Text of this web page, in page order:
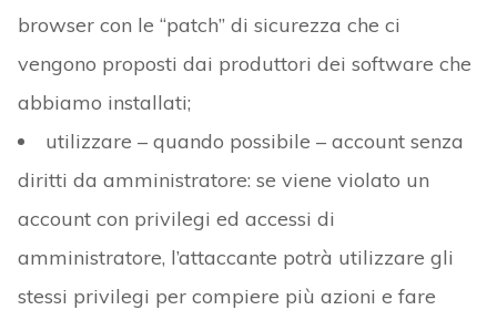
browser con le “patch” di sicurezza che ci
vengono proposti dai produttori dei software che
abbiamo installati;
utilizzare – quando possibile – account senza
diritti da amministratore: se viene violato un
account con privilegi ed accessi di
amministratore, l’attaccante potrà utilizzare gli
stessi privilegi per compiere più azioni e fare